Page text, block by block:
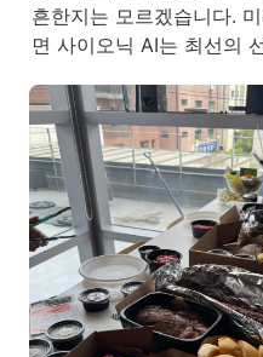
흔한지는 모르겠습니다.
면 사이오닉 AI는 최선의